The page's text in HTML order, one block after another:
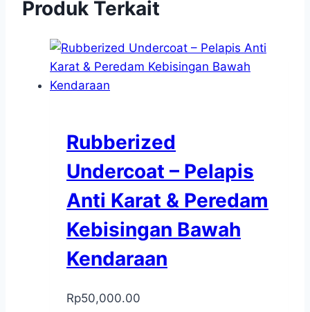
Produk Terkait
Rubberized
Undercoat – Pelapis
Anti Karat & Peredam
Kebisingan Bawah
Kendaraan
Rp50,000.00